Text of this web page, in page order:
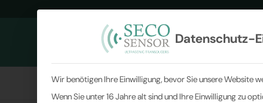
ULTRASCHALLWANDLER BRANCHEN
Datenschutz-
Wir benötigen Ihre Einwilligung, bevor Sie unsere Website
Wenn Sie unter 16 Jahre alt sind und Ihre Einwilligung zu